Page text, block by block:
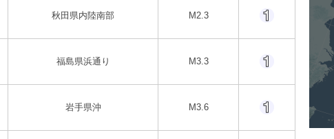
秋田県内陸南部 M2.3
福島県浜通り M3.3
岩手県沖 M3.6